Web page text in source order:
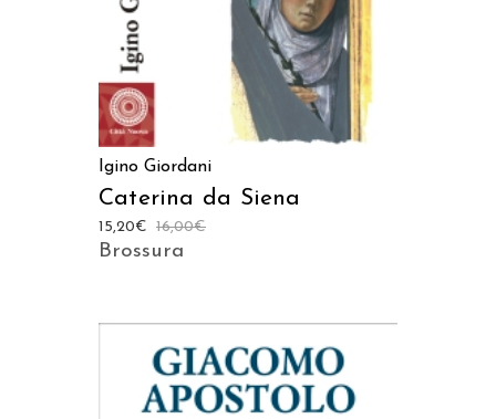
Igino Giordani
Caterina da Siena
16,00€
15,20€
Brossura